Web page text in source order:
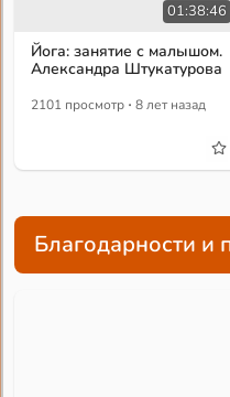
01:38:46
Йога: занятие с малышом.
Александра Штукатурова
2101 просмотр · 8 лет назад
Благодарности и